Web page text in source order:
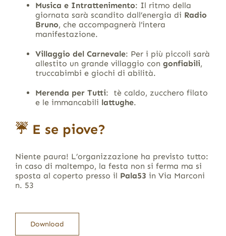
Musica e Intrattenimento: Il ritmo della
giornata sarà scandito dall’energia di Radio
Bruno, che accompagnerà l’intera
manifestazione.
Villaggio del Carnevale: Per i più piccoli sarà
allestito un grande villaggio con gonfiabili,
truccabimbi e giochi di abilità.
Merenda per Tutti:
tè caldo, zucchero filato
e le immancabili lattughe.
☔ E se piove?
Niente paura! L’organizzazione ha previsto tutto:
in caso di maltempo, la festa non si ferma ma si
sposta al coperto presso il Pala53 in Via Marconi
n. 53
Download